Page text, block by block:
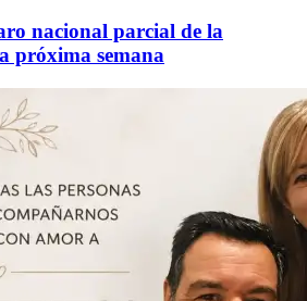
nacional parcial de la
próxima semana